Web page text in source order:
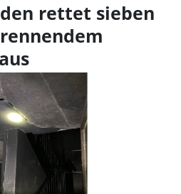
rettet sieben